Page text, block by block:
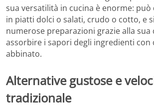
sua versatilità in cucina è enorme: può
in piatti dolci o salati, crudo o cotto, e
numerose preparazioni grazie alla sua
assorbire i sapori degli ingredienti con
abbinato.
Alternative gustose e
tradizionale